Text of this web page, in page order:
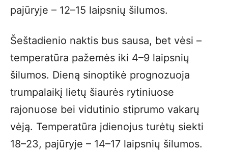
pajūryje – 12–15 laipsnių šilumos.
Šeštadienio naktis bus sausa, bet vėsi –
temperatūra pažemės iki 4–9 laipsnių
šilumos. Dieną sinoptikė prognozuoja
trumpalaikį lietų šiaurės rytiniuose
rajonuose bei vidutinio stiprumo vakarų
vėją. Temperatūra įdienojus turėtų siekti
18–23, pajūryje – 14–17 laipsnių šilumos.